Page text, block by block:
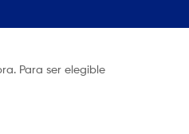
Para ser elegible